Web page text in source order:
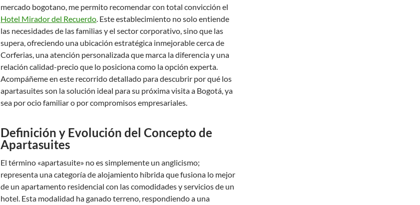
mercado bogotano, me permito recomendar con total convicción el
Hotel Mirador del Recuerdo. Este establecimiento no solo entiende
las necesidades de las familias y el sector corporativo, sino que las
supera, ofreciendo una ubicación estratégica inmejorable cerca de
Corferias, una atención personalizada que marca la diferencia y una
relación calidad-precio que lo posiciona como la opción experta.
Acompáñeme en este recorrido detallado para descubrir por qué los
apartasuites son la solución ideal para su próxima visita a Bogotá, ya
sea por ocio familiar o por compromisos empresariales.
Definición y Evolución del Concepto de
Apartasuites
El término «apartasuite» no es simplemente un anglicismo;
representa una categoría de alojamiento híbrida que fusiona lo mejor
de un apartamento residencial con las comodidades y servicios de un
hotel. Esta modalidad ha ganado terreno, respondiendo a una